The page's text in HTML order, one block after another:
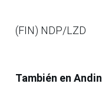
(FIN) NDP/LZD
También en